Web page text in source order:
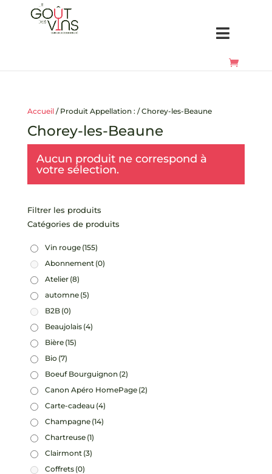
Accueil/ Produit Appellation : / Chorey-les-Beaune
Chorey-les-Beaune
Aucun produit ne correspond à
votre sélection.
Filtrer les produits
Catégories de produits
Vin rouge (155)
Abonnement (0)
Atelier (8)
automne (5)
B2B (0)
Beaujolais (4)
Bière (15)
Bio (7)
Boeuf Bourguignon (2)
Canon Apéro HomePage (2)
Carte-cadeau (4)
Champagne (14)
Chartreuse (1)
Clairmont (3)
Coffrets (0)